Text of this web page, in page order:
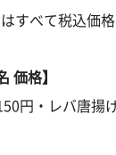
すべて税込価格
価格】
円・レバ唐揚